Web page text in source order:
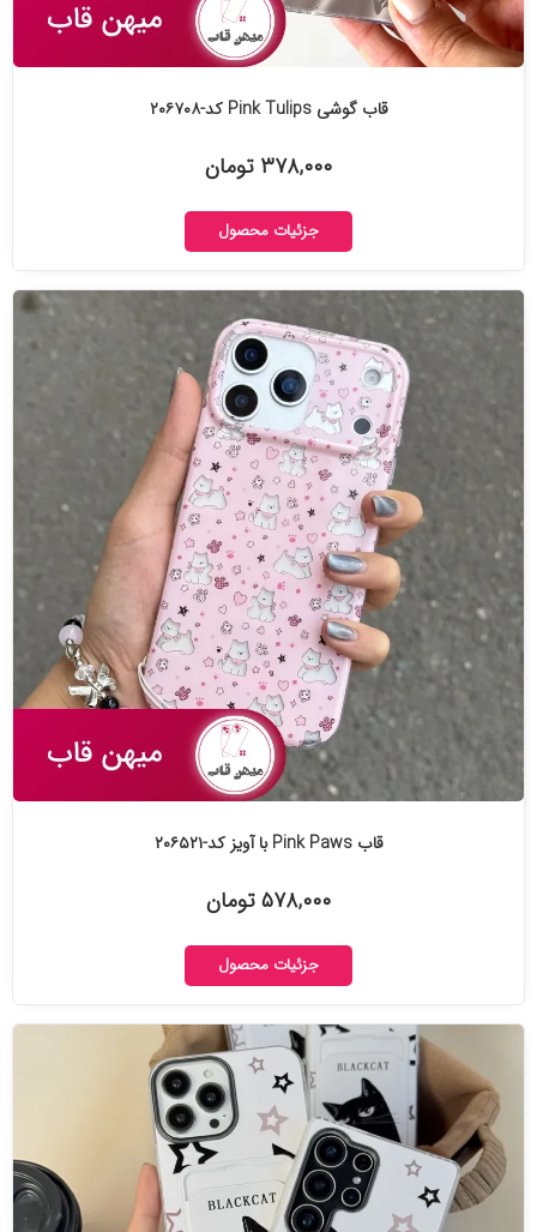
قاب گوشی Pink Tulips کد-۲۰۶۷۰۸
۳۷۸,۰۰۰ تومان
جزئیات محصول
قاب Pink Paws با آویز کد-۲۰۶۵۲۱
۵۷۸,۰۰۰ تومان
جزئیات محصول